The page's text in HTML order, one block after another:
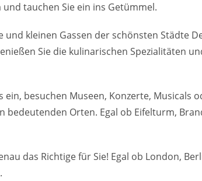
tauchen Sie ein ins Getümmel.
kleinen Gassen der schönsten Städte
Sie die kulinarischen Spezialitäten
besuchen Museen, Konzerte, Musicals
bedeutenden Orten. Egal ob Eifelturm,
das Richtige für Sie! Egal ob London,